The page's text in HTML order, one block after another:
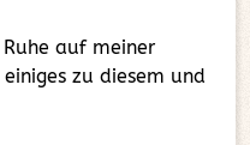
auf meiner
zu diesem und